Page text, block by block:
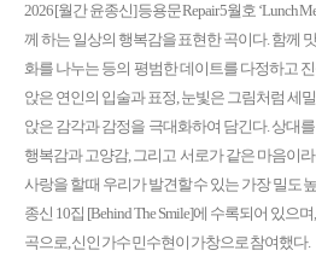
2026 [월간 윤종신] 등용문 Repair 5월호 ‘Lunch
께 하는 일상의 행복감을 표현한 곡이다. 함께
화를 나누는 등의 평범한 데이트를 다정하고
앉은 연인의 입술과 표정, 눈빛은 그림처럼 세
앉은 감각과 감정을 극대화하여 담긴다. 상대
행복감과 고양감, 그리고 서로가 같은 마음이
사랑을 할 때 우리가 발견할 수 있는 가장 밀도
종신 10집 [Behind The Smile]에 수록되어 있으
곡으로, 신인 가수 민수현이 가창으로 참여했다.